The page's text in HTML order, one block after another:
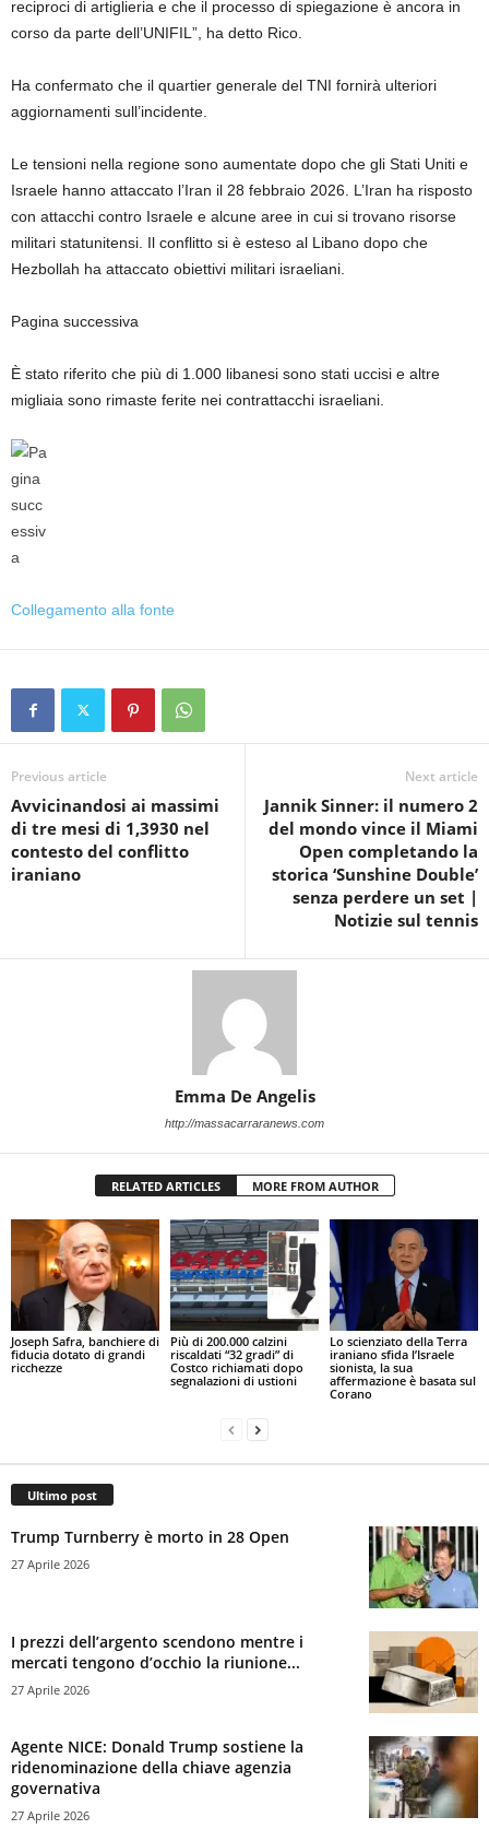
reciproci di artiglieria e che il processo di spiegazione è ancora in
corso da parte dell’UNIFIL”, ha detto Rico.
Ha confermato che il quartier generale del TNI fornirà ulteriori
aggiornamenti sull’incidente.
Le tensioni nella regione sono aumentate dopo che gli Stati Uniti e
Israele hanno attaccato l’Iran il 28 febbraio 2026. L’Iran ha risposto
con attacchi contro Israele e alcune aree in cui si trovano risorse
militari statunitensi. Il conflitto si è esteso al Libano dopo che
Hezbollah ha attaccato obiettivi militari israeliani.
Pagina successiva
È stato riferito che più di 1.000 libanesi sono stati uccisi e altre
migliaia sono rimaste ferite nei contrattacchi israeliani.
Collegamento alla fonte
Previous article
Avvicinandosi ai massimi
di tre mesi di 1,3930 nel
contesto del conflitto
iraniano
Next article
Jannik Sinner: il numero 2
del mondo vince il Miami
Open completando la
storica ‘Sunshine Double’
senza perdere un set |
Notizie sul tennis
Emma De Angelis
http://massacarraranews.com
RELATED ARTICLES MORE FROM AUTHOR
Joseph Safra, banchiere di
fiducia dotato di grandi
ricchezze
Più di 200.000 calzini
riscaldati “32 gradi” di
Costco richiamati dopo
segnalazioni di ustioni
Lo scienziato della Terra
iraniano sfida l’Israele
sionista, la sua
affermazione è basata sul
Corano
Ultimo post
Trump Turnberry è morto in 28 Open
27 Aprile 2026
I prezzi dell’argento scendono mentre i
mercati tengono d’occhio la riunione...
27 Aprile 2026
Agente NICE: Donald Trump sostiene la
ridenominazione della chiave agenzia
governativa
27 Aprile 2026